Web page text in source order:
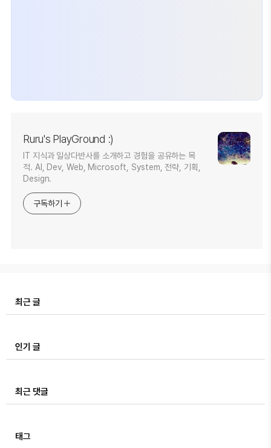
Ruru's PlayGround :)
IT 지식과 일상다반사를 소개하고 경험을 공유하는 목
적. AI, Dev, Web, Microsoft, System, 전략, 기획,
Design.
구독하기
최근 글
인기 글
최근 댓글
태그